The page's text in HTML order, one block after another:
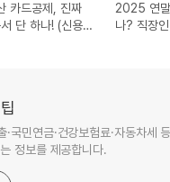
카드공제, 진짜
단 하나! (신용
2025 연말
나? 직장
·국민연금·건강보험료·자동차세
정보를 제공합니다.